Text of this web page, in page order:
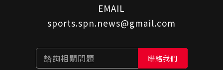
EMAIL
sports.spn.news@gmail.com
諮詢相關問題 聯絡我們